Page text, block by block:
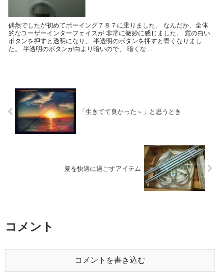
偶然でしたが初めてボーイング７８７に乗りました。 なんだか、全体
的なユーザーインターフェイスが 非常に微妙に感じました。 窓の白い
ボタンを押すと透明になり、 半透明のボタンを押すと青くなりまし
た。 半透明のボタンが白より暗いので、 暗くな...
「生きてて良かった～」と思うとき
夏を快適に過ごすアイテム
コメント
コメントを書き込む